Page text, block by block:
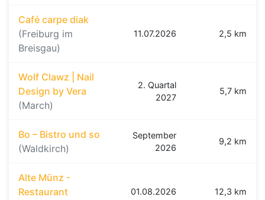
Café carpe diak
(Freiburg im
Breisgau)
11.07.2026 2,5 km
Wolf Clawz | Nail
Design by Vera
(March)
2. Quartal
2027
5,7 km
Bo – Bistro und so
(Waldkirch)
September
2026
9,2 km
Alte Münz -
Restaurant
01.08.2026 12,3 km